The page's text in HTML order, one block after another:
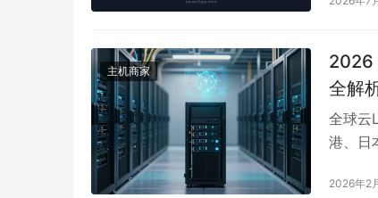
主机商家
2026
全解
全球云
港、日
付套餐
2026年2